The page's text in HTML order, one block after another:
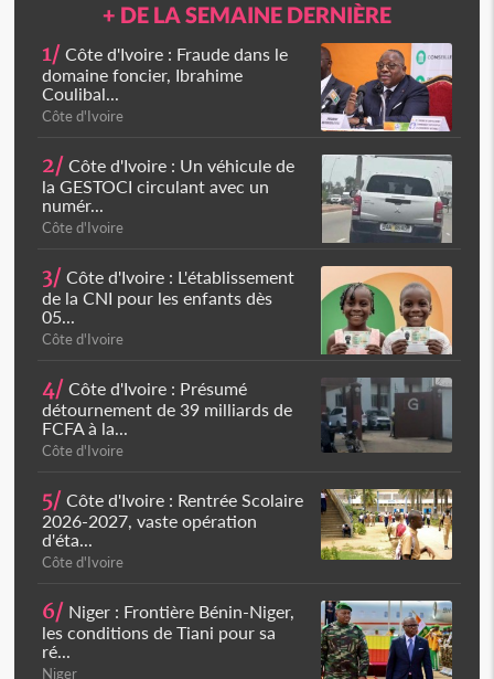
+ DE LA SEMAINE DERNIÈRE
1/ Côte d'Ivoire : Fraude dans le
domaine foncier, Ibrahime
Coulibal...
Côte d'Ivoire
2/ Côte d'Ivoire : Un véhicule de
la GESTOCI circulant avec un
numér...
Côte d'Ivoire
3/ Côte d'Ivoire : L'établissement
de la CNI pour les enfants dès
05...
Côte d'Ivoire
4/ Côte d'Ivoire : Présumé
détournement de 39 milliards de
FCFA à la...
Côte d'Ivoire
5/ Côte d'Ivoire : Rentrée Scolaire
2026-2027, vaste opération
d'éta...
Côte d'Ivoire
6/ Niger : Frontière Bénin-Niger,
les conditions de Tiani pour sa
ré...
Niger